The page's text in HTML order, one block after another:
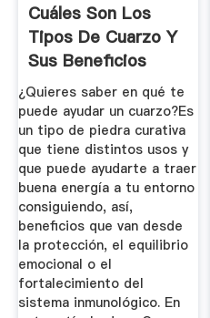
Cuáles Son Los
Tipos De Cuarzo Y
Sus Beneficios
¿Quieres saber en qué te
puede ayudar un cuarzo?Es
un tipo de piedra curativa
que tiene distintos usos y
que puede ayudarte a traer
buena energía a tu entorno
consiguiendo, así,
beneficios que van desde
la protección, el equilibrio
emocional o el
fortalecimiento del
sistema inmunológico. En